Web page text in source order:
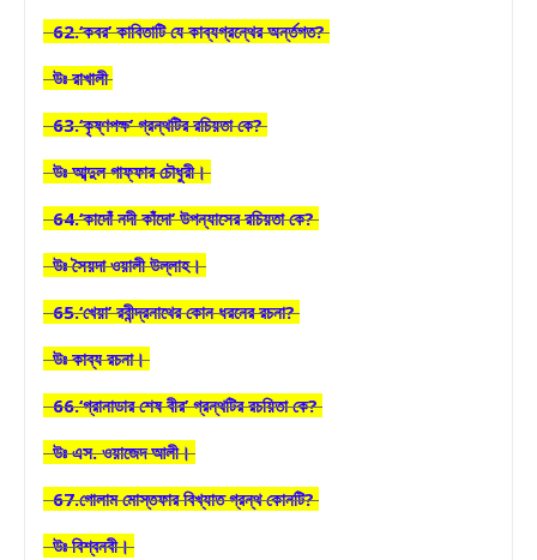
62.‘কবর’ কাবিতাটি যে কাব্যগ্রন্থের অর্ন্তগত?
উঃ রাখালী
63.‘কৃষ্ণপক্ষ’ গ্রন্থটির রচিয়তা কে?
উঃ আব্দুল গাফ্ফার চৌধুরী।
64.‘কাদোঁ নদী কাঁদো’ উপন্যাসের রচিয়তা কে?
উঃ সৈয়দা ওয়ালী উল্লাহ।
65.‘খেয়া’ রবীন্দ্রনাথের কোন ধরনের রচনা?
উঃ কাব্য রচনা।
66.‘গ্রানাডার শেষ বীর’ গ্রন্থটির রচয়িতা কে?
উঃ এস. ওয়াজেদ আলী।
67.গোলাম মোস্তফার বিখ্যাত গ্রন্থ কোনটি?
উঃ বিশ্বনবী।